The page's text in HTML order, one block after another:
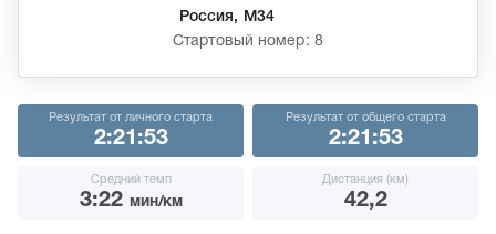
Россия, М34
Стартовый номер: 8
Результат от личного старта
2:21:53
Результат от общего старта
2:21:53
Средний темп
3:22 мин/км
Дистанция (км)
42,2